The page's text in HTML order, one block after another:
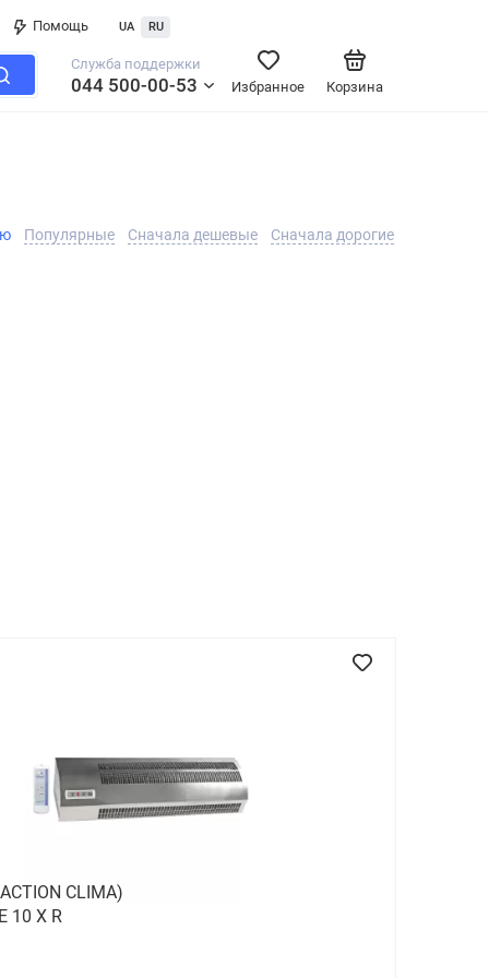
Помощь UA RU
Служба поддержки
044 500-00-53 Корзина
Избранное
Популярные Сначала дешевые Сначала дорогие
CLIMA)
10 X R